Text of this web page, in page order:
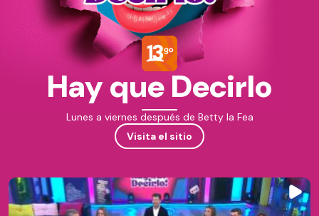
Hay que Decirlo
Lunes a viernes después de Betty la Fea
Visita el sitio